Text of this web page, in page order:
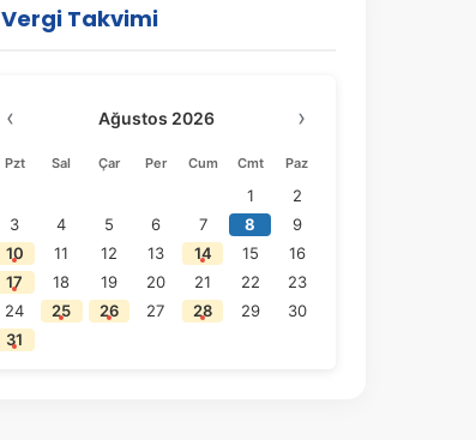
Vergi Takvimi
‹ Ağustos 2026 ›
Pzt Sal Çar Per Cum Cmt Paz
1
2
3
4 5 6 7 8
9
10
11 12 13 14 15
16
17
18 19 20 21 22
23
24
25 26 27 28 29
30
31